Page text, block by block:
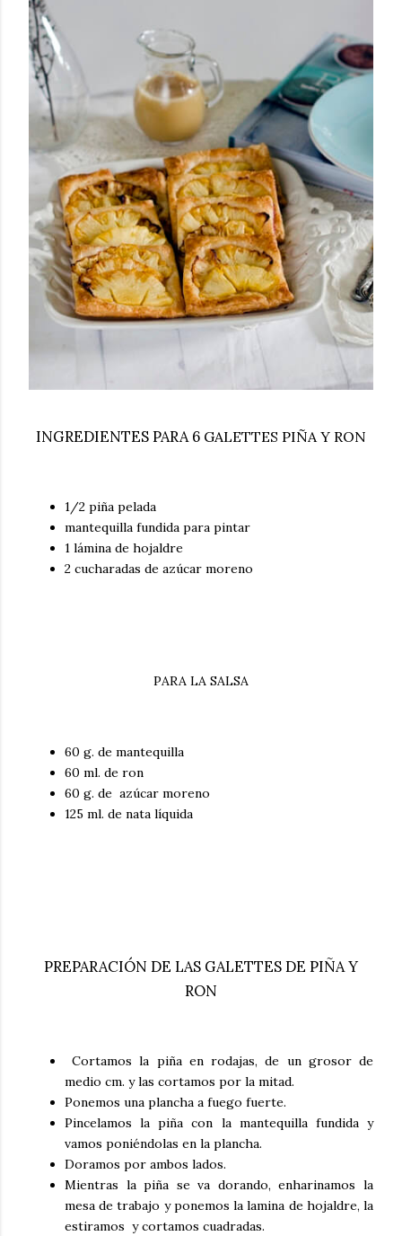
INGREDIENTES PARA 6 GALETTES PIÑA Y RON
1/2 piña pelada
mantequilla fundida para pintar
1 lámina de hojaldre
2 cucharadas de azúcar moreno
PARA LA SALSA
60 g. de mantequilla
60 ml. de ron
60 g. de azúcar moreno
125 ml. de nata líquida
PREPARACIÓN DE LAS GALETTES DE PIÑA Y
RON
Cortamos la piña en rodajas, de un grosor de
medio cm. y las cortamos por la mitad.
Ponemos una plancha a fuego fuerte.
Pincelamos la piña con la mantequilla fundida y
vamos poniéndolas en la plancha.
Doramos por ambos lados.
Mientras la piña se va dorando, enharinamos la
mesa de trabajo y ponemos la lamina de hojaldre, la
estiramos y cortamos cuadradas.